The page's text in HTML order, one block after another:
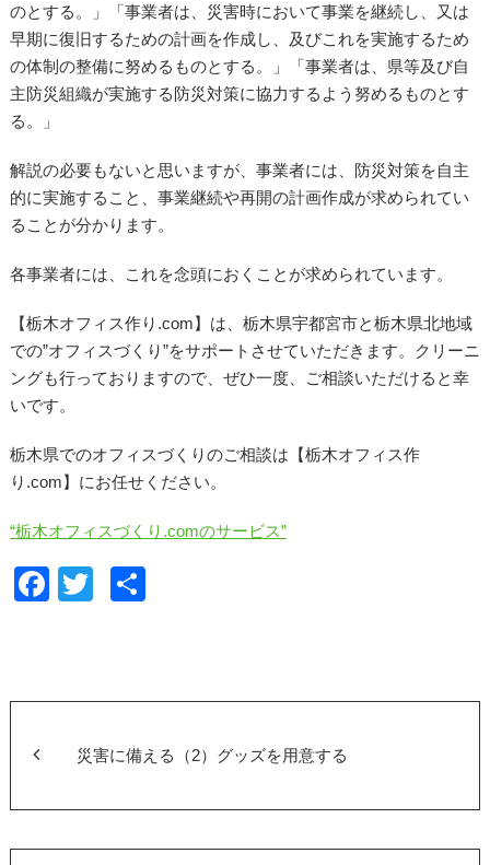
のとする。」「事業者は、災害時において事業を継続し、又は
早期に復旧するための計画を作成し、及びこれを実施するため
の体制の整備に努めるものとする。」「事業者は、県等及び自
主防災組織が実施する防災対策に協力するよう努めるものとす
る。」
解説の必要もないと思いますが、事業者には、防災対策を自主
的に実施すること、事業継続や再開の計画作成が求められてい
ることが分かります。
各事業者には、これを念頭におくことが求められています。
【栃木オフィス作り.com】は、栃木県宇都宮市と栃木県北地域
での”オフィスづくり”をサポートさせていただきます。クリーニ
ングも行っておりますので、ぜひ一度、ご相談いただけると幸
いです。
栃木県でのオフィスづくりのご相談は【栃木オフィス作
り.com】にお任せください。
“栃木オフィスづくり.comのサービス”
F T
共
災害に備える（2）グッズを用意する